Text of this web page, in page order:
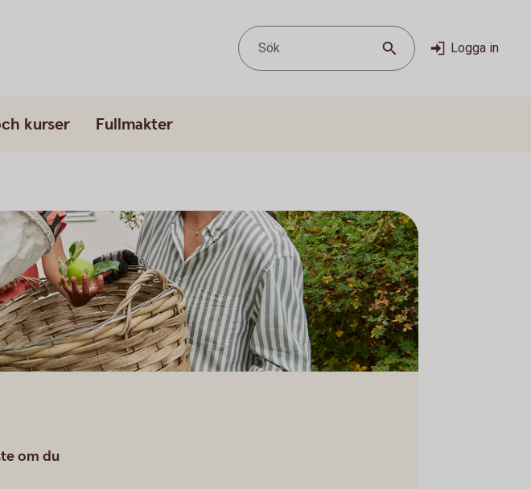
Sök Logga in
kurser Fullmakter
om du